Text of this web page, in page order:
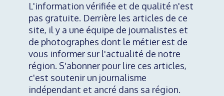
L'information vérifiée et de qualité n'est
pas gratuite. Derrière les articles de ce
site, il y a une équipe de journalistes et
de photographes dont le métier est de
vous informer sur l'actualité de notre
région. S'abonner pour lire ces articles,
c'est soutenir un journalisme
indépendant et ancré dans sa région.